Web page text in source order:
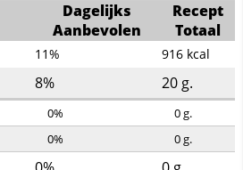
Dagelijks
Aanbevolen
Recept
Totaal
11% 916 kcal
8% 20g.
0% 0g.
0% 0g.